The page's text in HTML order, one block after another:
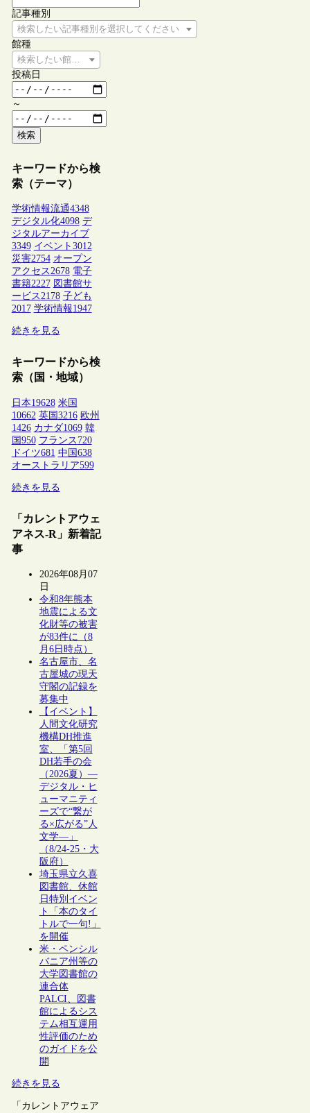
記事種別
検索したい記事種別を選択してください
館種
検索したい館種を選択してください
投稿日
～
検索
キーワードから検
索（テーマ）
学術情報流通4348
デジタル化4098 デ
ジタルアーカイブ
3349 イベント 3012
災害2754 オープン
アクセス2678 電子
書籍2227 図書館サ
ービス2178 子ども
2017 学術情報1947
続きを見る
キーワードから検
索（国・地域）
日本19628 米国
10662 英国 3216 欧州
1426 カナダ1069 韓
国 950 フランス 720
ドイツ681 中国 638
オーストラリア599
続きを見る
「カレントアウェ
アネス-R」新着記
事
2026年08月07
日
令和8年熊本
地震による文
化財等の被害
が83件に（8
月6日時点）
名古屋市、名
古屋城の現天
守閣の記録を
募集中
【イベント】
人間文化研究
機構DH推進
室、「第5回
DH若手の会
（2026夏）―
デジタル・ヒ
ューマニティ
ーズで“繋が
る×広がる”人
文学―」
（8/24-25・大
阪府）
埼玉県立久喜
図書館、休館
日特別イベン
ト「本のタイ
トルで一句!」
を開催
米・ペンシル
バニア州等の
大学図書館の
連合体
PALCI、図書
館によるシス
テム相互運用
性評価のため
のガイドを公
開
続きを見る
「カレントアウェア